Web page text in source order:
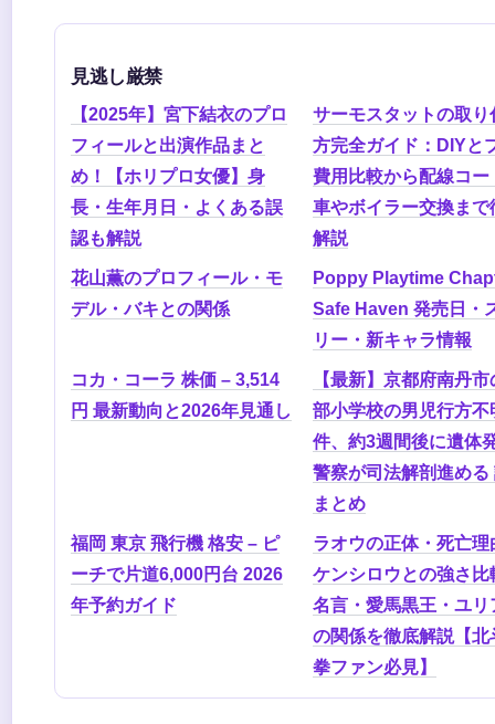
見逃し厳禁
【2025年】宮下結衣のプロ
フィールと出演作品まと
め！【ホリプロ女優】身
長・生年月日・よくある誤
認も解説
サーモスタットの取り
方完全ガイド：DIYと
費用比較から配線コー
車やボイラー交換まで
解説
花山薫のプロフィール・モ
デル・バキとの関係
Poppy Playtime
Safe Haven 発売日・
リー・新キャラ情報
コカ・コーラ 株価 – 3,514
円 最新動向と2026年見通し
【最新】京都府南丹市
部小学校の男児行方不
件、約3週間後に遺体
警察が司法解剖進める
まとめ
福岡 東京 飛行機 格安 – ピ
ーチで片道6,000円台 2026
年予約ガイド
ラオウの正体・死亡理
ケンシロウとの強さ比
名言・愛馬黒王・ユリ
の関係を徹底解説【北
拳ファン必見】